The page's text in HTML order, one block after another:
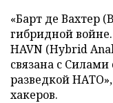
«Барт де Вахтер
гибридной
HAVN (Hybrid
связана с
разведкой
хакеров.